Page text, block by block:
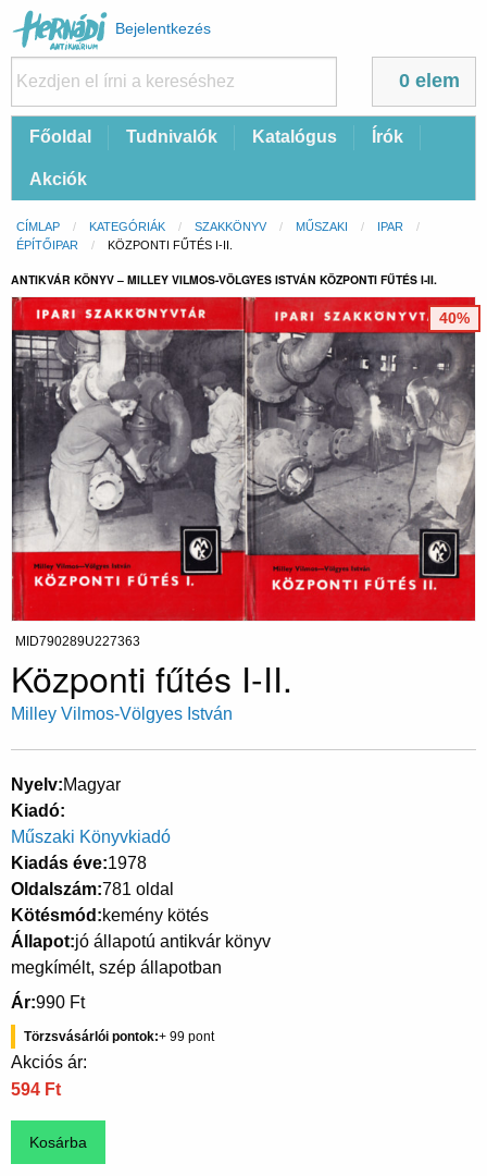
Felhasználói
fiók
menüje
Bejelentkezés
0 elem
FőFőoldal Tudnivalók Katalógus Írók
Akciók
Morzsa
CÍMLAP KATEGÓRIÁK SZAKKÖNYV MŰSZAKI
IPAR
ÉPÍTŐIPAR
CURRENT:
KÖZPONTI FŰTÉS I-II.
ANTIKVÁR KÖNYV – MILLEY VILMOS-VÖLGYES ISTVÁN KÖZPONTI FŰTÉS I-II.
40%
MID790289U227363
Központi fűtés I-II.
Milley Vilmos-Völgyes István
Nyelv Magyar
Kiadó
Műszaki Könyvkiadó
Kiadás éve 1978
Oldalszám 781 oldal
Kötésmód kemény kötés
Állapot jó állapotú antikvár könyv
megkímélt, szép állapotban
Ár 990 Ft
Törzsvásárlói pontok 99
Akciós ár:
594 Ft